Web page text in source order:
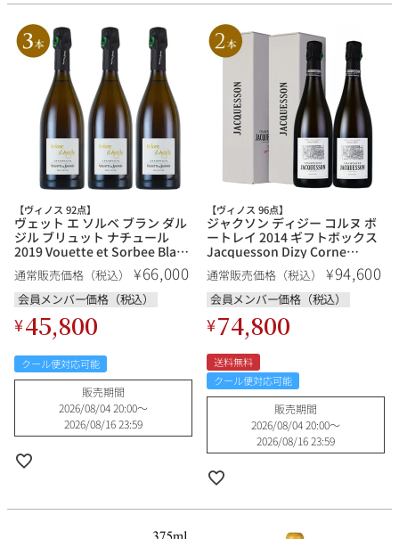
【ヴィノス 92点】
ヴェット エ ソルベ ブラン ダル
ジル ブリュット ナチュール
2019 Vouette et Sorbee Blanc
dArgile Brut Nature フランス
シャンパン シャンパーニュ
通常販売価格（税込） ¥66,000
会員メンバー価格（税込）
¥45,800
クール便対応可能
販売期間
2026/08/04 20:00〜
2026/08/16 23:59
【ヴィノス 96点】
ジャクソン ディジー コルヌ ボ
ートレイ 2014 ギフトボックス
Jacquesson Dizy Corne
Bautray フランス シャンパン
シャンパーニュ
通常販売価格（税込） ¥94,600
会員メンバー価格（税込）
¥74,800
送料無料
クール便対応可能
販売期間
2026/08/04 20:00〜
2026/08/16 23:59